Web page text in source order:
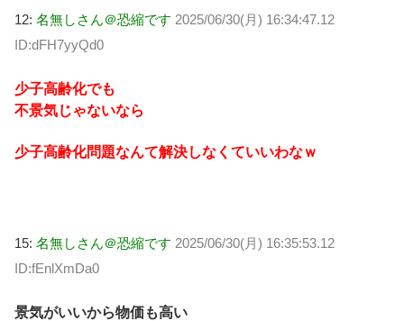
12: 名無しさん＠恐縮です 2025/06/30(月) 16:34:47.12
ID:dFH7yyQd0
少子高齢化でも
不景気じゃないなら
少子高齢化問題なんて解決しなくていいわなｗ
15: 名無しさん＠恐縮です 2025/06/30(月) 16:35:53.12
ID:fEnlXmDa0
景気がいいから物価も高い